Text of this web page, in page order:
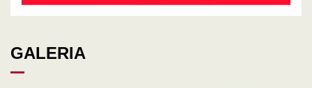
GALERIA